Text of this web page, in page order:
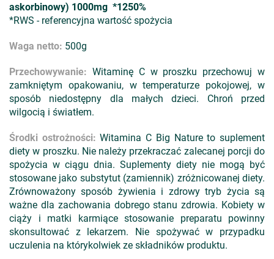
askorbinowy) 1000mg *1250%
*RWS - referencyjna wartość spożycia
Waga netto: 500g
Przechowywanie: Witaminę C w proszku przechowuj w
zamkniętym opakowaniu, w temperaturze pokojowej, w
sposób niedostępny dla małych dzieci. Chroń przed
wilgocią i światłem.
Środki ostrożności:Witamina C Big Nature to suplement
diety w proszku. Nie należy przekraczać zalecanej porcji do
spożycia w ciągu dnia. Suplementy diety nie mogą być
stosowane jako substytut (zamiennik) zróżnicowanej diety.
Zrównoważony sposób żywienia i zdrowy tryb życia są
ważne dla zachowania dobrego stanu zdrowia. Kobiety w
ciąży i matki karmiące stosowanie preparatu powinny
skonsultować z lekarzem. Nie spożywać w przypadku
uczulenia na którykolwiek ze składników produktu.